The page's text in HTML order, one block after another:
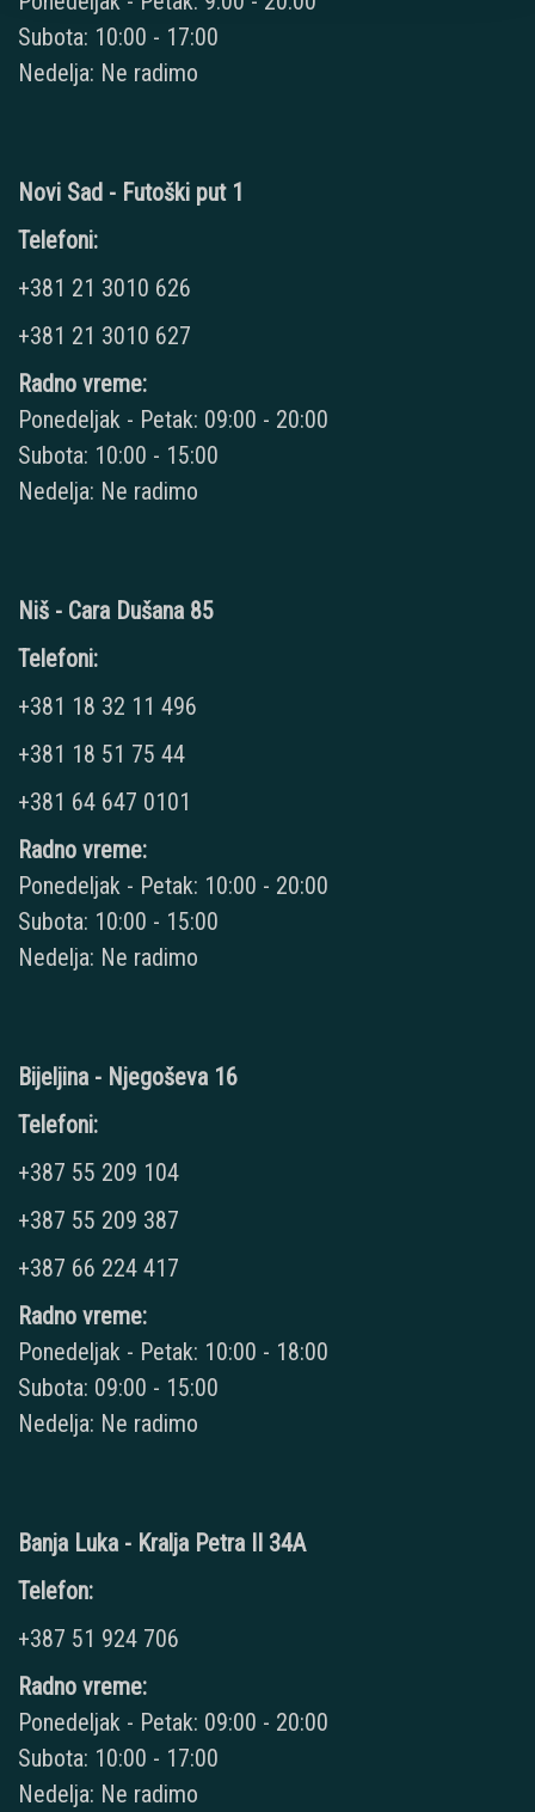
Subota: 10:00 - 17:00
Nedelja: Ne radimo
Novi Sad - Futoški put 1
Telefoni:
+381 21 3010 626
+381 21 3010 627
Radno vreme:
Ponedeljak - Petak: 09:00 - 20:00
Subota: 10:00 - 15:00
Nedelja: Ne radimo
Niš - Cara Dušana 85
Telefoni:
+381 18 32 11 496
+381 18 51 75 44
+381 64 647 0101
Radno vreme:
Ponedeljak - Petak: 10:00 - 20:00
Subota: 10:00 - 15:00
Nedelja: Ne radimo
Bijeljina - Njegoševa 16
Telefoni:
+387 55 209 104
+387 55 209 387
+387 66 224 417
Radno vreme:
Ponedeljak - Petak: 10:00 - 18:00
Subota: 09:00 - 15:00
Nedelja: Ne radimo
Banja Luka - Kralja Petra II 34A
Telefon:
+387 51 924 706
Radno vreme:
Ponedeljak - Petak: 09:00 - 20:00
Subota: 10:00 - 17:00
Nedelja: Ne radimo